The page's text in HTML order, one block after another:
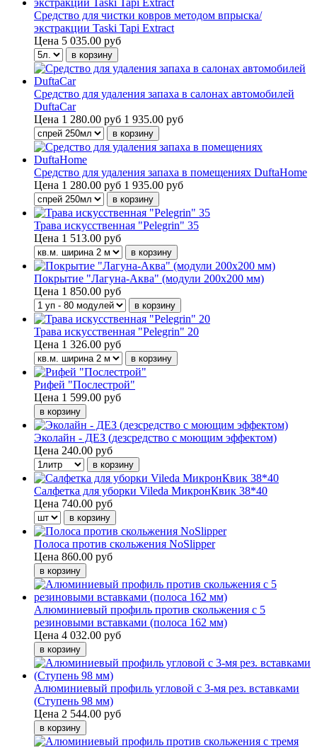
Средство для чистки ковров методом впрыска/
экстракции Taski Tapi Extract
Цена 5 035.00 руб
Средство для удаления запаха в салонах автомобилей
DuftaCar
Цена 1 280.00 руб 1 935.00 руб
Средство для удаления запаха в помещениях DuftaHome
Цена 1 280.00 руб 1 935.00 руб
Трава искусственная "Pelegrin" 35
Цена 1 513.00 руб
Покрытие "Лагуна-Аква" (модули 200х200 мм)
Цена 1 850.00 руб
Трава искусственная "Pelegrin" 20
Цена 1 326.00 руб
Рифей "Послестрой"
Цена 1 599.00 руб
Эколайн - ДЕЗ (дезсредство с моющим эффектом)
Цена 240.00 руб
Салфетка для уборки Vileda МикронКвик 38*40
Цена 740.00 руб
Полоса против скольжения NoSlipper
Цена 860.00 руб
Алюминиевый профиль против скольжения с 5
резиновыми вставками (полоса 162 мм)
Цена 4 032.00 руб
Алюминиевый профиль угловой с 3-мя рез. вставками
(Ступень 98 мм)
Цена 2 544.00 руб